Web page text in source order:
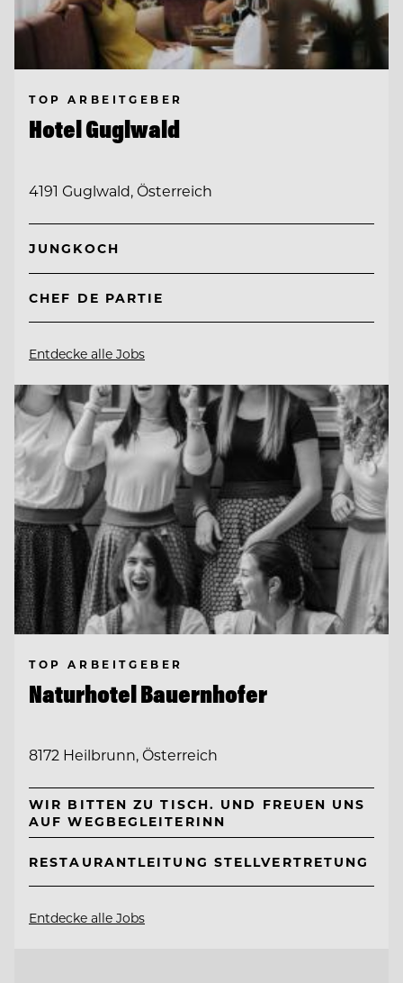
TOP ARBEITGEBER
Hotel Guglwald
4191 Guglwald, Österreich
JUNGKOCH
CHEF DE PARTIE
Entdecke alle Jobs
TOP ARBEITGEBER
Naturhotel Bauernhofer
8172 Heilbrunn, Österreich
WIR BITTEN ZU TISCH. UND FREUEN UNS
AUF WEGBEGLEITERINN
RESTAURANTLEITUNG STELLVERTRETUNG
Entdecke alle Jobs